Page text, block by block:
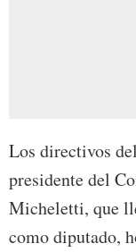
Los directivos
presidente del
Micheletti, que
como diputado,